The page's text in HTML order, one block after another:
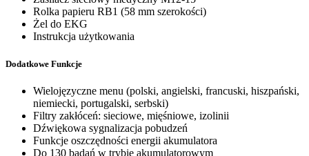
Rolka papieru RB1 (58 mm szerokości)
Żel do EKG
Instrukcja użytkowania
Dodatkowe Funkcje
Wielojęzyczne menu (polski, angielski, francuski, hiszpański,
niemiecki, portugalski, serbski)
Filtry zakłóceń: sieciowe, mięśniowe, izolinii
Dźwiękowa sygnalizacja pobudzeń
Funkcje oszczędności energii akumulatora
Do 130 badań w trybie akumulatorowym